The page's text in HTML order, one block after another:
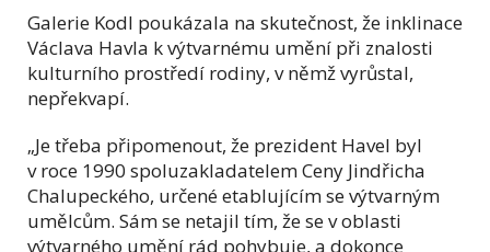
Galerie Kodl poukázala na skutečnost, že inklinace
Václava Havla k výtvarnému umění při znalosti
kulturního prostředí rodiny, v němž vyrůstal,
nepřekvapí.
„Je třeba připomenout, že prezident Havel byl
v roce 1990 spoluzakladatelem Ceny Jindřicha
Chalupeckého, určené etablujícím se výtvarným
umělcům. Sám se netajil tím, že se v oblasti
výtvarného umění rád pohybuje, a dokonce